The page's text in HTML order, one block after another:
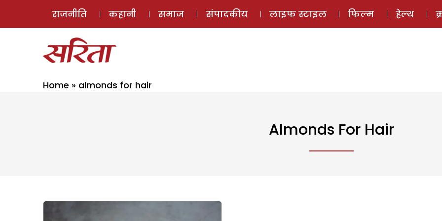
ई-मैगज़ीन
राजनीति कहानी समाज संपादकीय लाइफ स्टाइल फिल्म हेल्थ
Home » almonds for hair
Almonds For Hair